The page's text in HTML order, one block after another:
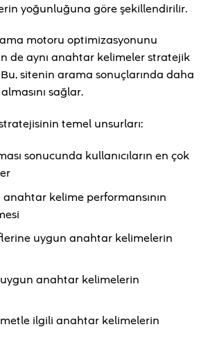
yoğunluğuna göre şekillendirilir.
motoru optimizasyonunu
de aynı anahtar kelimeler stratejik
sitenin arama sonuçlarında daha
sağlar.
temel unsurları:
sonucunda kullanıcıların en çok
kelime performansının
uygun anahtar kelimelerin
anahtar kelimelerin
ilgili anahtar kelimelerin